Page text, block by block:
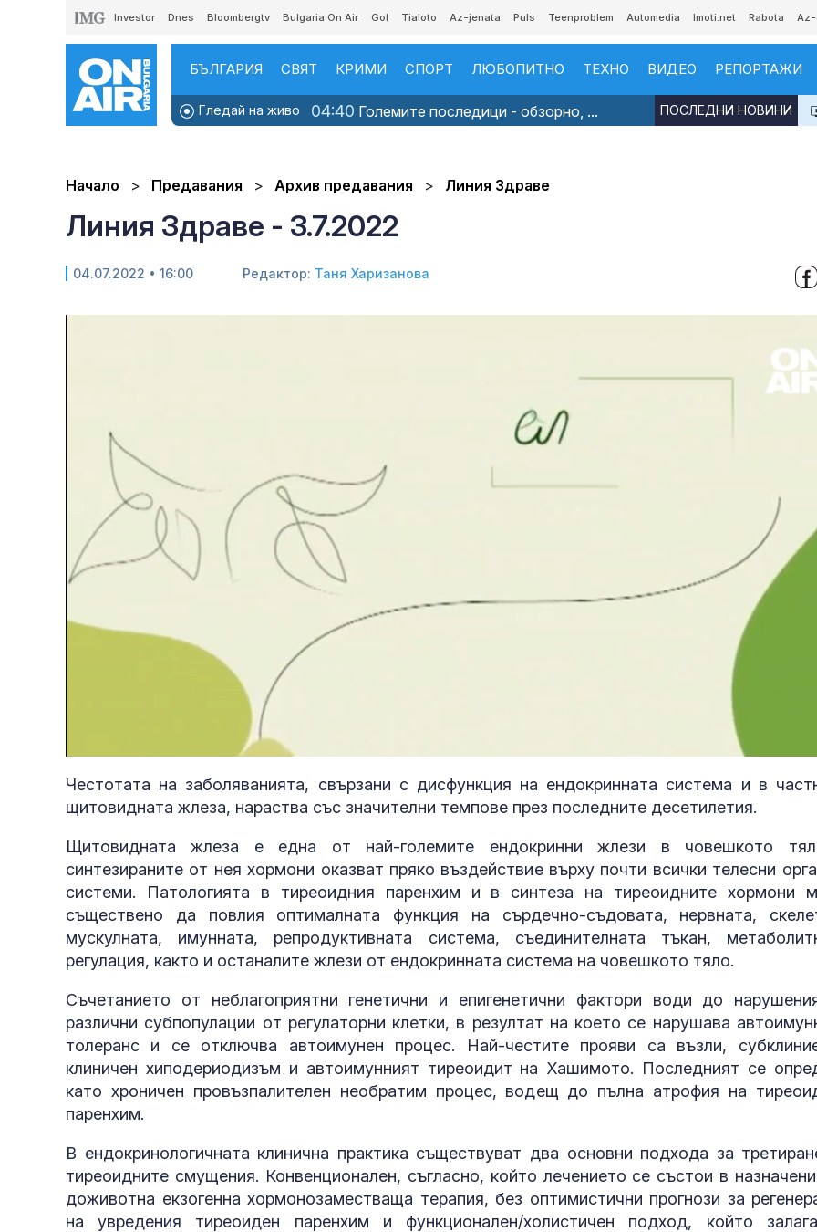
Investor Dnes Bloombergtv Bulgaria On Air Gol Tialoto Az-jenata Puls Teenproblem Automedia Imoti.net Rabota
БЪЛГАРИЯ СВЯТ КРИМИ СПОРТ ЛЮБОПИТНО ТЕХНО ВИДЕО РЕПОРТАЖИ
Гледай на живо 04:40 Големите последици - обзорно, ... ПОСЛЕДНИ НОВИНИ
Начало Предавания Архив предавания Линия Здраве
Линия Здраве - 3.7.2022
04.07.2022 • 16:00 Редактор: Таня Харизанова
Честотата на заболяванията, свързани с дисфункция на ендокринната система и в
щитовидната жлеза, нараства със значителни темпове през последните десетилетия.
Щитовидната жлеза е една от най-големите ендокринни жлези в човешкото
синтезираните от нея хормони оказват пряко въздействие върху почти всички телесни
системи. Патологията в тиреоидния паренхим и в синтеза на тиреоидните хормони
съществено да повлия оптималната функция на сърдечно-съдовата, нервната,
мускулната, имунната, репродуктивната система, съединителната тъкан,
регулация, както и останалите жлези от ендокринната система на човешкото тяло.
Съчетанието от неблагоприятни генетични и епигенетични фактори води до
различни субпопулации от регулаторни клетки, в резултат на което се нарушава
толеранс и се отключва автоимунен процес. Най-честите прояви са възли,
клиничен хиподериодизъм и автоимунният тиреоидит на Хашимото. Последният се
като хроничен провъзпалителен необратим процес, водещ до пълна атрофия на
паренхим.
В ендокринологичната клинична практика съществуват два основни подхода за
тиреоидните смущения. Конвенционален, съгласно, който лечението се състои в
доживотна екзогенна хормонозаместваща терапия, без оптимистични прогнози за
на увредения тиреоиден паренхим и функционален/холистичен подход, който
Страната ни
позиционира
дестинация
космически
Острова се
Lada Niva
хил. паунда